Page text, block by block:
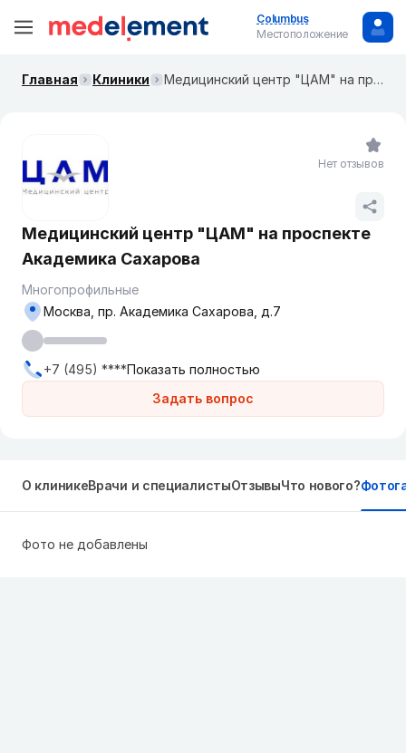
Columbus
Местоположение
Главная Клиники Медицинский центр "ЦАМ" на ​проспекте Академика Сахарова
Медицинский центр "ЦАМ" на ​проспекте
Академика Сахарова
Многопрофильные
Задать вопрос
Москва, пр. Академика Сахарова, д.7
+7 (495) ****Показать полностью
Нет отзывов
О клиникеВрачи и специалистыОтзывыЧто нового?
Фото не добавлены